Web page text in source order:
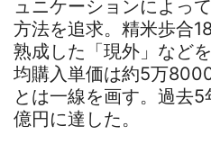
ュニケーションによっ
方法を追求。精米歩合
熟成した「現外」など
均購入単価は約5万
とは一線を画す。過去
億円に達した。